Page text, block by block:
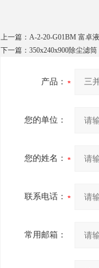
上一篇： A-2-20-G01BM 富卓
下一篇： 350x240x900除尘滤筒
产品：
您的单位：
您的姓名：
联系电话：
常用邮箱：